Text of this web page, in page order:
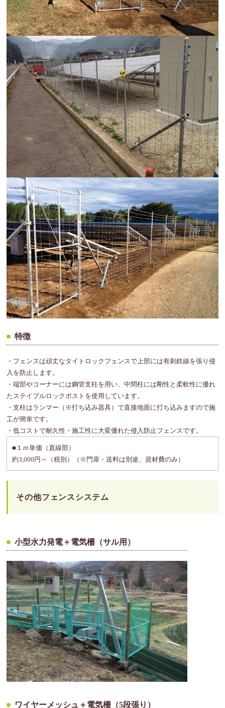
特徴
・フェンスは頑丈なタイトロックフェンスで上部には有刺鉄線を張り侵
入を防止します。
・端部やコーナーには鋼管支柱を用い、中間柱には剛性と柔軟性に優れ
たステイプルロックポストを使用しています。
・支柱はランマー（※打ち込み器具）で直接地面に打ち込みますので施
工が簡単です。
・低コストで耐久性・施工性に大変優れた侵入防止フェンスです。
■１ｍ単価（直線部）
約3,000円～（税別）（※門扉・送料は別途、資材費のみ）
その他フェンスシステム
小型水力発電＋電気柵（サル用）
ワイヤーメッシュ＋電気柵（5段張り）